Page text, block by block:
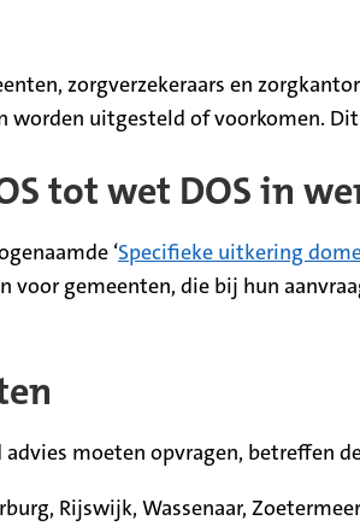
zorgverzekeraars en
uitgesteld of voorkomen.
tot wet DOS in
‘Specifieke uitkering
voor gemeenten, die bij hun
moeten opvragen, betreffen
Rijswijk, Wassenaar,